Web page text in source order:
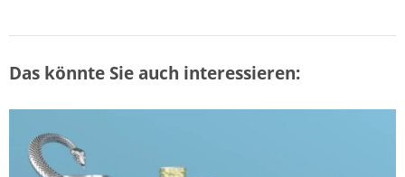
Das könnte Sie auch interessieren: